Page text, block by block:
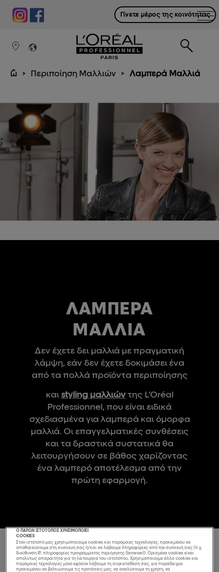
Γίνετε μέρος της κοινότητας
Περιποίηση Μαλλιών Λαμπερά Μαλλιά
ΛΑΜΠΕΡΆ
ΜΑΛΛΙΆ
Δεν έχετε δει μαλλιά με πραγματική
λάμψη, εάν δεν έχετε δοκιμάσει ένα
από τα πολλά προϊόντα περιποίησης
και styling μαλλιώντης L’Oréal
Professionnel, που είναι ειδικά
σχεδιασμένα για λαμπερά και όμορφα
μαλλιά. Οι επαγγελματικές συνθέσεις
και τα δραστικά συστατικά θα
λειτουργήσουν σε βάθος χαρίζοντας
ένα λαμπερό αποτέλεσμα από την
πρώτη εφαρμογή.
28 ΠΡΟΪΟΝ(ΤΑ) ΤΑΞΙΝΌΜΗΣΗ ΜΕ:
Ο ΠΑΡΩΝ ΙΣΤΟΤΟΠΟΣ ΧΡΗΣΙΜΟΠΟΙΕΙ
COOKIES
Στον ιστότοπό μας χρησιμοποιούμε cookies και παρόμοιες τεχνολογίες, προκειμένου να
αποθηκεύσουμε στη συσκευή σας ή/και να λάβουμε πληροφορίες από την συσκευή σας (π.χ.
διεύθυνση IP, πληροφορίες προγράμματος περιήγησης (browser)). Ορισμένα cookies είναι
απολύτως απαραίτητα για τη λειτουργία του ιστοτόπου. Χρησιμοποιούμε άλλα cookies και
παρόμοιες τεχνολογίες μόνο εφόσον λάβουμε τη συγκατάθεσή σας, για παράδειγμα
προκειμένου να βελτιώσουμε τις προτάσεις μας, να αναλύσουμε τη χρήση, να